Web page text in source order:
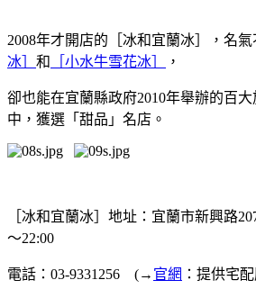
2008年才開店的［冰和宜蘭冰］，名氣
冰］ 和 ［小水牛雪花冰］ ，
卻也能在宜蘭縣政府2010年舉辦的百
中，獲選「甜品」名店。
［冰和宜蘭冰］地址：宜蘭市新興路
～22:00
電話：03-9331256 (→ 官網 ：提供宅